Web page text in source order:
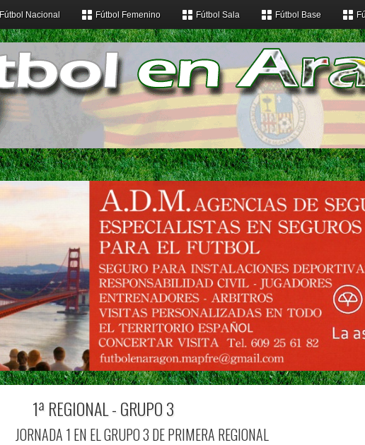
Fútbol Nacional Fútbol Femenino Fútbol Sala Fútbol Base
1ª REGIONAL - GRUPO 3
JORNADA 1 EN EL GRUPO 3 DE PRIMERA REGIONAL